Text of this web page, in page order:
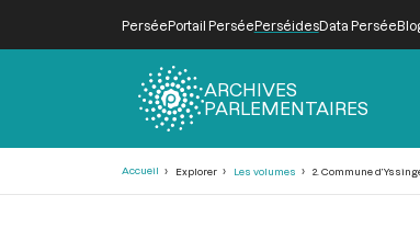
PerséePortail PerséePerséidesData Persée
ARCHIVES
PARLEMENTAIRES
Accueil Explorer Les volumes 2. Commune